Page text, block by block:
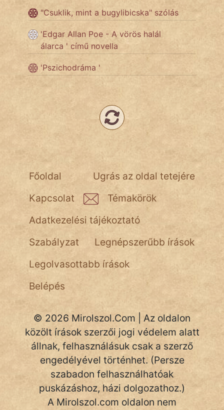
cinege
fantom
Hunor
Jób Gedeon
vörös ördög
nagyöreg
NapHold
Név nélkül
pszichopati
szegény legény
Hoffer Botond
"Csuklik, mint a bugylibicska" szólás
'Edgar Allan Poe - A vörös halál
álarca ' című novella
'Pszichodráma '
Ugrás az oldal tetejére
Főoldal
Kapcsolat
Témakörök
Adatkezelési tájékoztató
Szabályzat
Legnépszerűbb írások
Legolvasottabb írások
Belépés
© 2026 Mirolszol.Com | Az oldalon
közölt írások szerzői jogi védelem alatt
állnak, felhasználásuk csak a szerző
engedélyével történhet. (Persze
szabadon felhasználhatóak
puskázáshoz, házi dolgozathoz.)
A Mirolszol.com oldalon nem